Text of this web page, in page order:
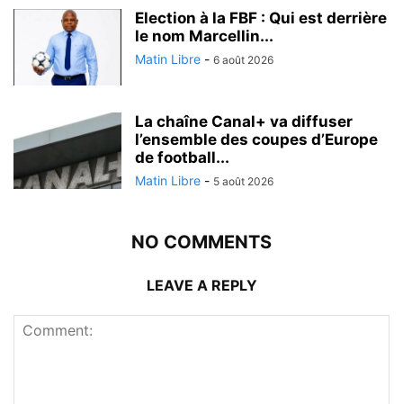
Election à la FBF : Qui est derrière
le nom Marcellin...
Matin Libre - 6 août 2026
La chaîne Canal+ va diffuser
l’ensemble des coupes d’Europe
de football...
Matin Libre - 5 août 2026
NO COMMENTS
LEAVE A REPLY